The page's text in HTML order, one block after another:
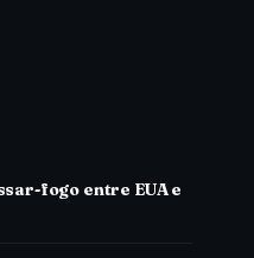
fogo entre EUA e